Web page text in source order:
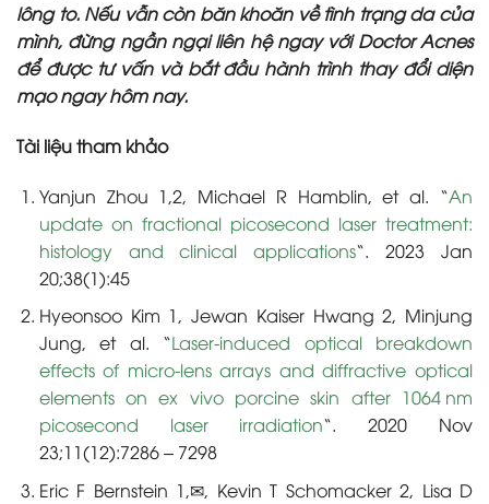
lông to. Nếu vẫn còn băn khoăn về tình trạng da của
mình, đừng ngần ngại liên hệ ngay với Doctor Acnes
để được tư vấn và bắt đầu hành trình thay đổi diện
mạo ngay hôm nay.
Tài liệu tham khảo
Yanjun Zhou 1,2, Michael R Hamblin, et al. “An
update on fractional picosecond laser treatment:
histology and clinical applications“. 2023 Jan
20;38(1):45
Hyeonsoo Kim 1, Jewan Kaiser Hwang 2, Minjung
Jung, et al. “Laser-induced optical breakdown
effects of micro-lens arrays and diffractive optical
elements on ex vivo porcine skin after 1064 nm
picosecond laser irradiation“. 2020 Nov
23;11(12):7286 – 7298
Eric F Bernstein 1,✉, Kevin T Schomacker 2, Lisa D